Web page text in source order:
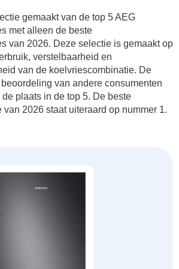
gemaakt van de top 5 AEG
met alleen de beste
van 2026. Deze selectie is gemaakt op
verstelbaarheid en
van de koelvriescombinatie. De
van andere consumenten
plaats in de top 5. De beste
van 2026 staat uiteraard op nummer 1.